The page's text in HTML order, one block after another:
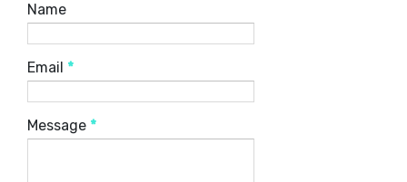
Name
Email *
Message *